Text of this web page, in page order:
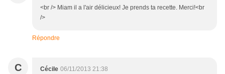
<br /> Miam il a l'air délicieux! Je prends ta recette. Merci!<br
/>
Répondre
C Cécile 06/11/2013 21:38